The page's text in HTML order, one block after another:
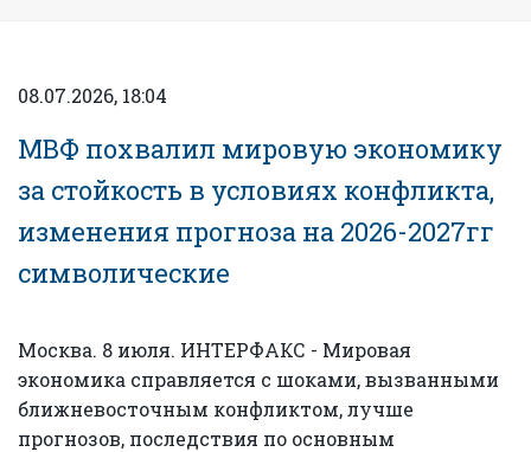
08.07.2026, 18:04
МВФ похвалил мировую экономику
за стойкость в условиях конфликта,
изменения прогноза на 2026-2027гг
символические
Москва. 8 июля. ИНТЕРФАКС - Мировая
экономика справляется с шоками, вызванными
ближневосточным конфликтом, лучше
прогнозов, последствия по основным